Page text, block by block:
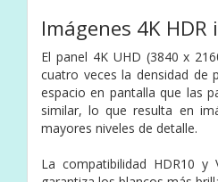
Imágenes 4K HDR
El panel 4K UHD (3840 x
cuatro veces la densidad de
espacio en pantalla que las
similar, lo que resulta en
mayores niveles de detalle.
La compatibilidad HDR10 y